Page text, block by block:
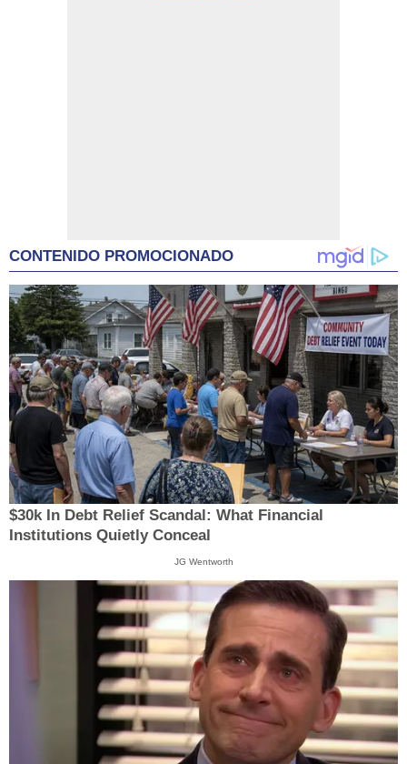
CONTENIDO PROMOCIONADO
$30k In Debt Relief Scandal: What Financial
Institutions Quietly Conceal
JG Wentworth